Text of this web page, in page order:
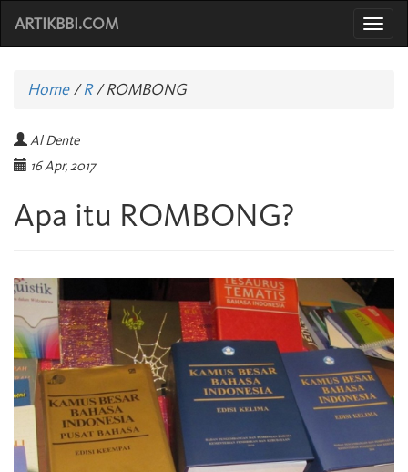
ARTIKBBI.COM
Home/R /ROMBONG
Al Dente
16 Apr, 2017
Apa itu ROMBONG?